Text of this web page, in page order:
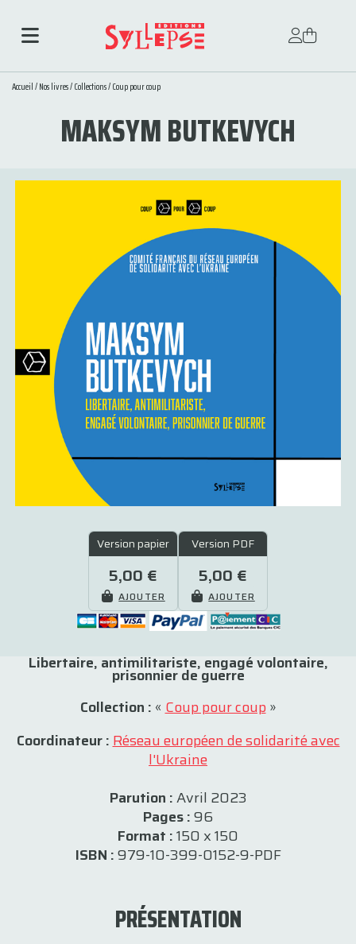
Accueil/Nos livres/Collections/Coup pour coup
MAKSYM BUTKEVYCH
Version papier
5,00 €
AJOUTER
Version PDF
5,00 €
AJOUTER
Libertaire, antimilitariste, engagé volontaire,
prisonnier de guerre
Collection : «Coup pour coup»
Coordinateur :Réseau européen de solidarité avec
l'Ukraine
Parution :Avril 2023
Pages :96
Format :150 x 150
ISBN :979-10-399-0152-9-PDF
PRÉSENTATION